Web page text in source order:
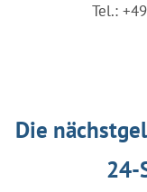
Tel.:
Die
24-